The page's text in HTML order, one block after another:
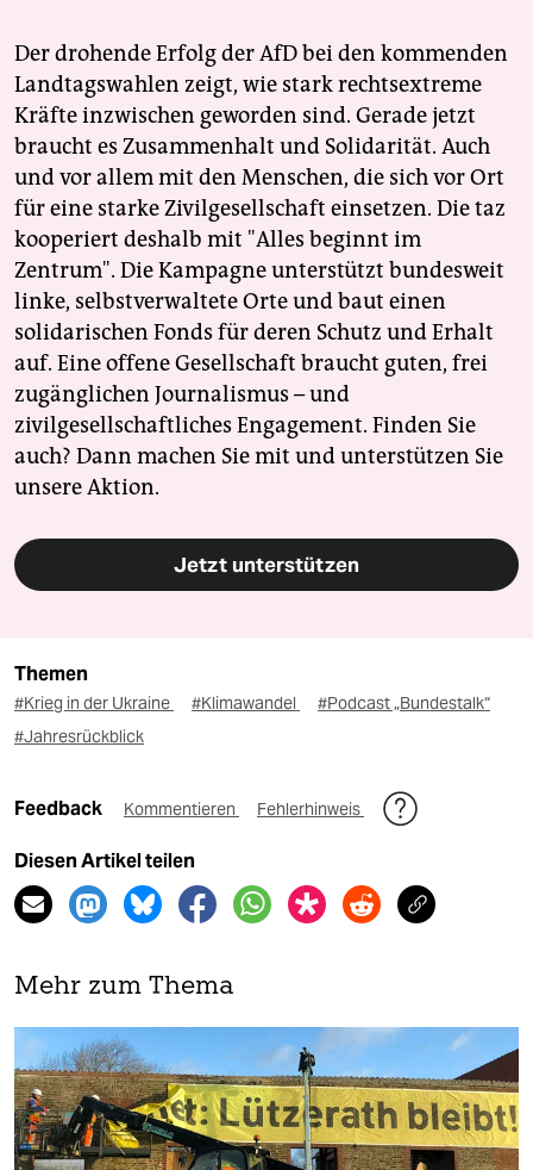
Der drohende Erfolg der AfD bei den kommenden
Landtagswahlen zeigt, wie stark rechtsextreme
Kräfte inzwischen geworden sind. Gerade jetzt
braucht es Zusammenhalt und Solidarität. Auch
und vor allem mit den Menschen, die sich vor Ort
für eine starke Zivilgesellschaft einsetzen. Die taz
kooperiert deshalb mit "Alles beginnt im
Zentrum". Die Kampagne unterstützt bundesweit
linke, selbstverwaltete Orte und baut einen
solidarischen Fonds für deren Schutz und Erhalt
auf. Eine offene Gesellschaft braucht guten, frei
zugänglichen Journalismus – und
zivilgesellschaftliches Engagement. Finden Sie
auch? Dann machen Sie mit und unterstützen Sie
unsere Aktion.
Jetzt unterstützen
Themen
#Krieg in der Ukraine #Klimawandel
#Podcast „Bundestalk“
#Jahresrückblick
Feedback Kommentieren Fehlerhinweis
Diesen Artikel teilen
Mehr zum Thema